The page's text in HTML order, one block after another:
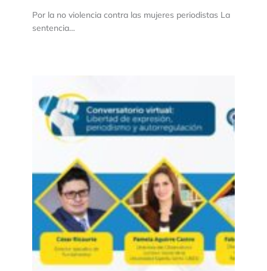
Por la no violencia contra las mujeres periodistas La
sentencia…